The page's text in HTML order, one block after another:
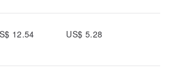
12.54 US$ 5.28